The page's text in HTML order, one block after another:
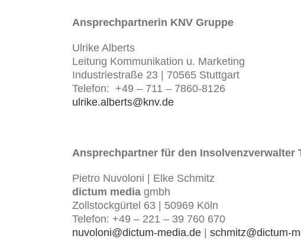
Ansprechpartnerin KNV Gruppe
Ulrike Alberts
Leitung Kommunikation u. Marketing
Industriestraße 23 | 70565 Stuttgart
Telefon: +49 – 711 – 7860-8126
ulrike.alberts@knv.de
Ansprechpartner für den Insolvenzverwalter
Pietro Nuvoloni | Elke Schmitz
dictum media gmbh
Zollstockgürtel 63 | 50969 Köln
Telefon: +49 – 221 – 39 760 670
nuvoloni@dictum-media.de
schmitz@dictum-